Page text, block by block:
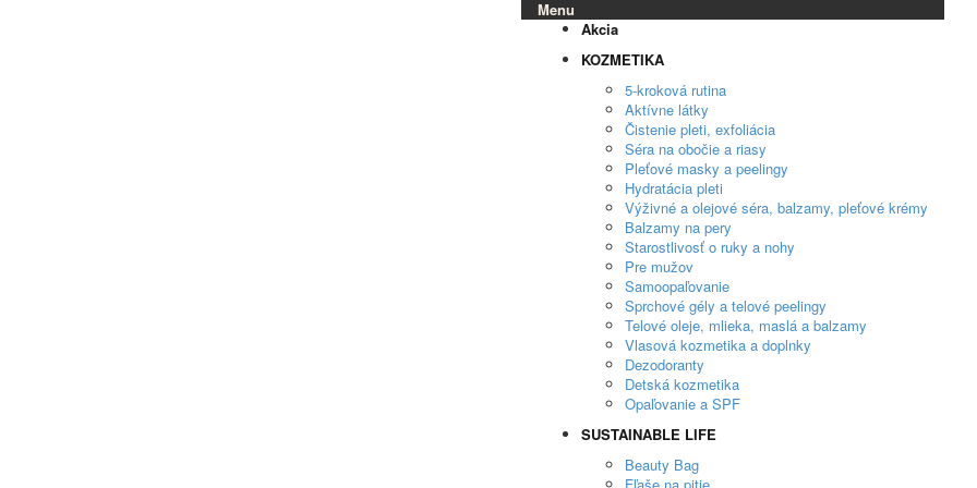
Menu
Akcia
KOZMETIKA
5-kroková rutina
Aktívne látky
Čistenie pleti, exfoliácia
Séra na obočie a riasy
Pleťové masky a peelingy
Hydratácia pleti
Výživné a olejové séra, balzamy, pleťové krémy
Balzamy na pery
Starostlivosť o ruky a nohy
Pre mužov
Samoopaľovanie
Sprchové gély a telové peelingy
Telové oleje, mlieka, maslá a balzamy
Vlasová kozmetika a doplnky
Dezodoranty
Detská kozmetika
Opaľovanie a SPF
SUSTAINABLE LIFE
Beauty Bag